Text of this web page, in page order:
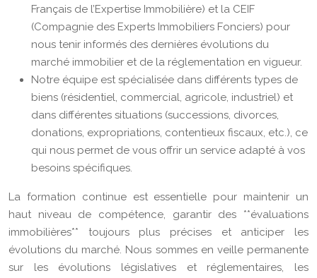
Français de l’Expertise Immobilière) et la CEIF
(Compagnie des Experts Immobiliers Fonciers) pour
nous tenir informés des dernières évolutions du
marché immobilier et de la réglementation en vigueur.
Notre équipe est spécialisée dans différents types de
biens (résidentiel, commercial, agricole, industriel) et
dans différentes situations (successions, divorces,
donations, expropriations, contentieux fiscaux, etc.), ce
qui nous permet de vous offrir un service adapté à vos
besoins spécifiques.
La formation continue est essentielle pour maintenir un
haut niveau de compétence, garantir des **évaluations
immobilières** toujours plus précises et anticiper les
évolutions du marché. Nous sommes en veille permanente
sur les évolutions législatives et réglementaires, les